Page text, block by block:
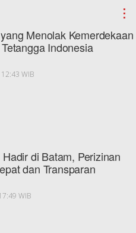
⋮
Menolak Kemerdekaan
Indonesia
WIB
di Batam, Perizinan
dan Transparan
WIB